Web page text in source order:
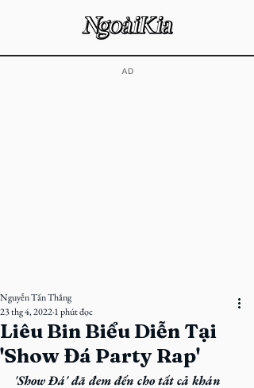
​AD
Liêu Bin Biểu Diễn Tại
'Show Đá Party Rap'
Nguyễn Tấn Thắng
23 thg 4, 20221 phút đọc
'Show Đá' đã đem đến cho tất cả khán